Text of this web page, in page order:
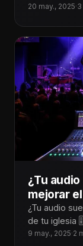
20 may., 2025·
¿Tu
mejorar
¿Tu audio
de tu iglesia 🎚️🎤 ¡Hola
vez has
9 may., 2025·2